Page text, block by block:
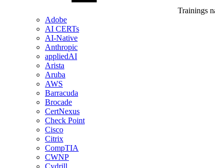
Trainings
Adobe
AI CERTs
AI-Native
Anthropic
appliedAI
Arista
Aruba
AWS
Barracuda
Brocade
CertNexus
Check Point
Cisco
Citrix
CompTIA
CWNP
Cydrill